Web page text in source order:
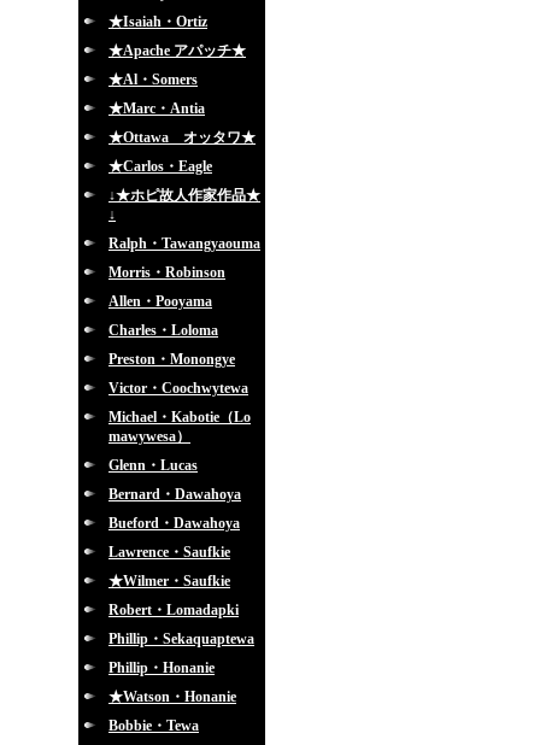
★Isaiah・Ortiz
★Apache アパッチ★
★Al・Somers
★Marc・Antia
★Ottawa オッタワ★
★Carlos・Eagle
↓★ホピ故人作家作品★
↓
Ralph・Tawangyaouma
Morris・Robinson
Allen・Pooyama
Charles・Loloma
Preston・Monongye
Victor・Coochwytewa
Michael・Kabotie（Lo
mawywesa）
Glenn・Lucas
Bernard・Dawahoya
Bueford・Dawahoya
Lawrence・Saufkie
★Wilmer・Saufkie
Robert・Lomadapki
Phillip・Sekaquaptewa
Phillip・Honanie
★Watson・Honanie
Bobbie・Tewa